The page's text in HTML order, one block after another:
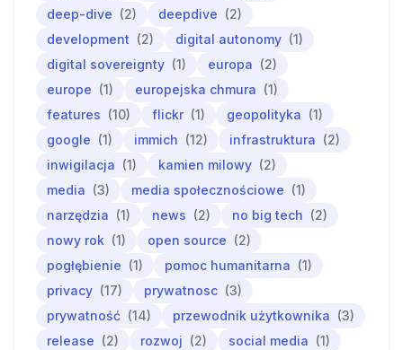
deep-dive (2) deepdive (2)
development (2) digital autonomy (1)
digital sovereignty (1) europa (2)
europe (1) europejska chmura (1)
features (10) flickr (1) geopolityka (1)
google (1) immich (12) infrastruktura (2)
inwigilacja (1) kamien milowy (2)
media (3) media społecznościowe (1)
narzędzia (1) news (2) no big tech (2)
nowy rok (1) open source (2)
pogłębienie (1) pomoc humanitarna (1)
privacy (17) prywatnosc (3)
prywatność (14) przewodnik użytkownika (3)
release (2) rozwoj (2) social media (1)